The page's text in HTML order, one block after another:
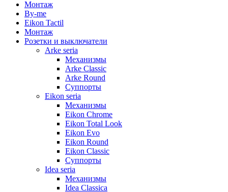
Монтаж
By-me
Eikon Tactil
Монтаж
Розетки и выключатели
Arke seria
Механизмы
Arke Classic
Arke Round
Суппорты
Eikon seria
Механизмы
Eikon Chrome
Eikon Total Look
Eikon Evo
Eikon Round
Eikon Classic
Суппорты
Idea seria
Механизмы
Idea Classica